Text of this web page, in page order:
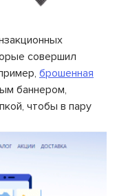
совершил
брошенная
баннером,
чтобы в пару